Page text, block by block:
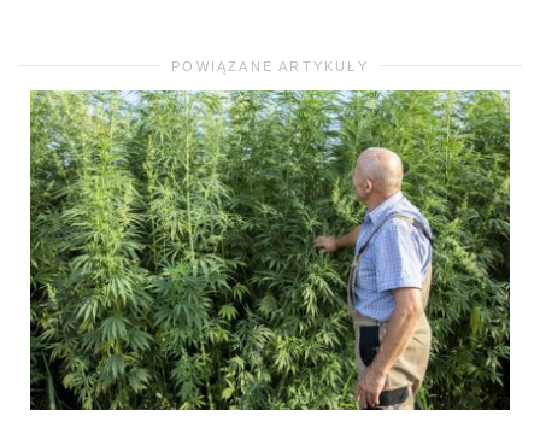
POWIĄZANE ARTYKUŁY